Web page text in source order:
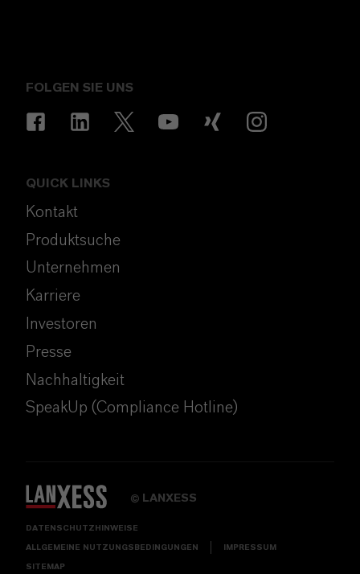
FOLGEN SIE UNS
QUICK LINKS
Kontakt
Produktsuche
Unternehmen
Karriere
Investoren
Presse
Nachhaltigkeit
SpeakUp (Compliance Hotline)
© LANXESS
DATENSCHUTZHINWEISE
ALLGEMEINE NUTZUNGSBEDINGUNGEN IMPRESSUM
SITEMAP